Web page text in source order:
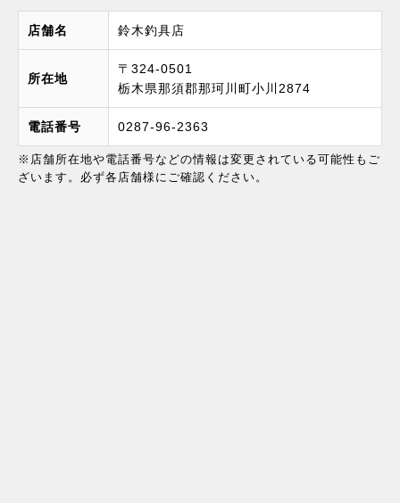
店舗名 鈴木釣具店
所在地
〒324-0501
栃木県那須郡那珂川町小川2874
電話番号 0287-96-2363
※店舗所在地や電話番号などの情報は変更されている可能性もご
ざいます。必ず各店舗様にご確認ください。